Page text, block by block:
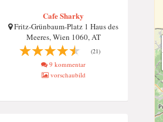
Cafe Sharky
Fritz-Grünbaum-Platz 1 Haus des
Meeres, Wien 1060, AT
(21)
9 kommentar
vorschaubild